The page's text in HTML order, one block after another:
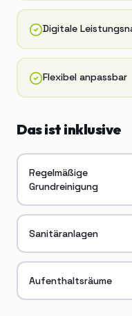
Digitale
Flexibel anpassbar
Das ist inklusive
Regelmäßige
Grundreinigung
Sanitäranlagen
Aufenthaltsräume